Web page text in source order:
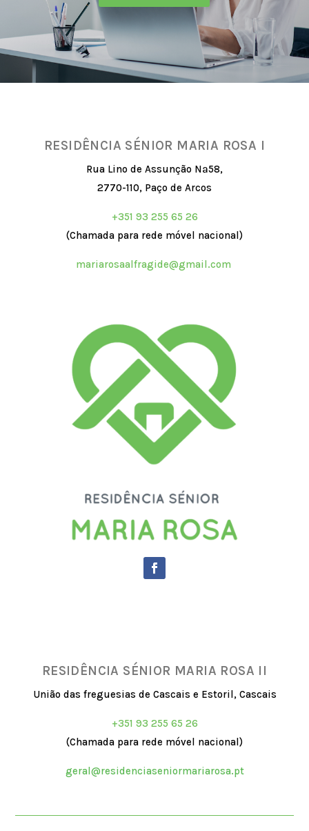
RESIDÊNCIA SÉNIOR MARIA ROSA I
Rua Lino de Assunção Nª58,
2770-110, Paço de Arcos
+351 93 255 65 26
(Chamada para rede móvel nacional)
mariarosaalfragide@gmail.com
RESIDÊNCIA SÉNIOR MARIA ROSA II
União das freguesias de Cascais e Estoril, Cascais
+351 93 255 65 26
(Chamada para rede móvel nacional)
geral@residenciaseniormariarosa.pt